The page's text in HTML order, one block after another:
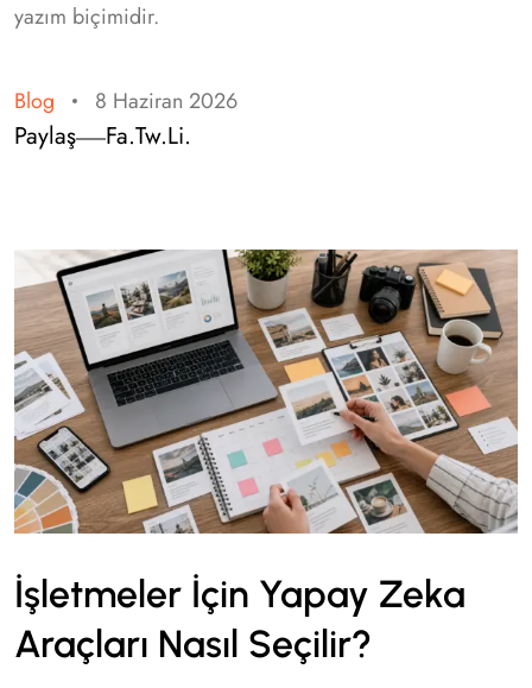
yazım biçimidir.
Blog 8 Haziran 2026
Paylaş Fa.Tw.Li.
İşletmeler İçin Yapay Zeka
Araçları Nasıl Seçilir?